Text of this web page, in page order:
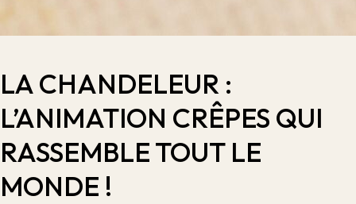
LA CHANDELEUR :
L’ANIMATION CRÊPES QUI
RASSEMBLE TOUT LE
MONDE !